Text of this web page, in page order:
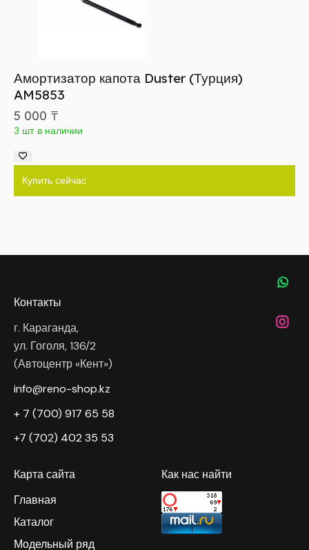
Амортизатор капота Duster (Турция)
AM5853
5 000 ₸
3 шт в наличии
Купить сейчас
Контакты
г. Караганда,
ул. Гоголя, 136/2
(Автоцентр «Кент»)
info@reno-shop.kz
+ 7 (700) 917 65 58
+7 (702) 402 35 53
Карта сайта
Главная
Каталог
Модельный ряд
Как нас найти